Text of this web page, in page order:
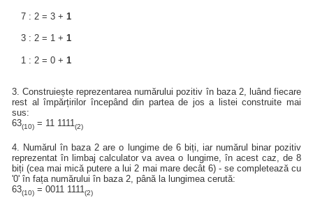
7 : 2 = 3 + 1
3 : 2 = 1 + 1
1 : 2 = 0 + 1
3. Construiește reprezentarea numărului pozitiv în baza 2, luând fiecare
rest al împărțirilor începând din partea de jos a listei construite mai
sus:
63(10) = 11 1111(2)
4. Numărul în baza 2 are o lungime de 6 biți, iar numărul binar pozitiv
reprezentat în limbaj calculator va avea o lungime, în acest caz, de 8
biți (cea mai mică putere a lui 2 mai mare decât 6) - se completează cu
'0' în fața numărului în baza 2, până la lungimea cerută:
63(10) = 0011 1111(2)